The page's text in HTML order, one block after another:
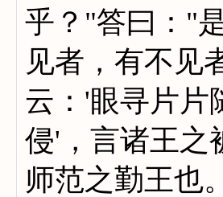
乎？"答曰："
见者，有不见
云：'眼寻片片
侵'，言诸王之
师范之勤王也